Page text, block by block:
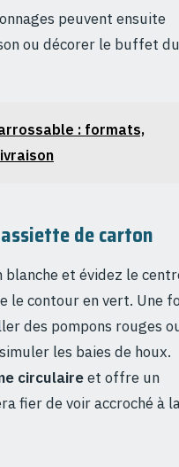
peuvent ensuite
ou décorer le buffet du
: formats,
de carton
et évidez le
le contour en vert. Une
des pompons rouges
les baies de houx.
circulaireet offre un
fier de voir accroché à